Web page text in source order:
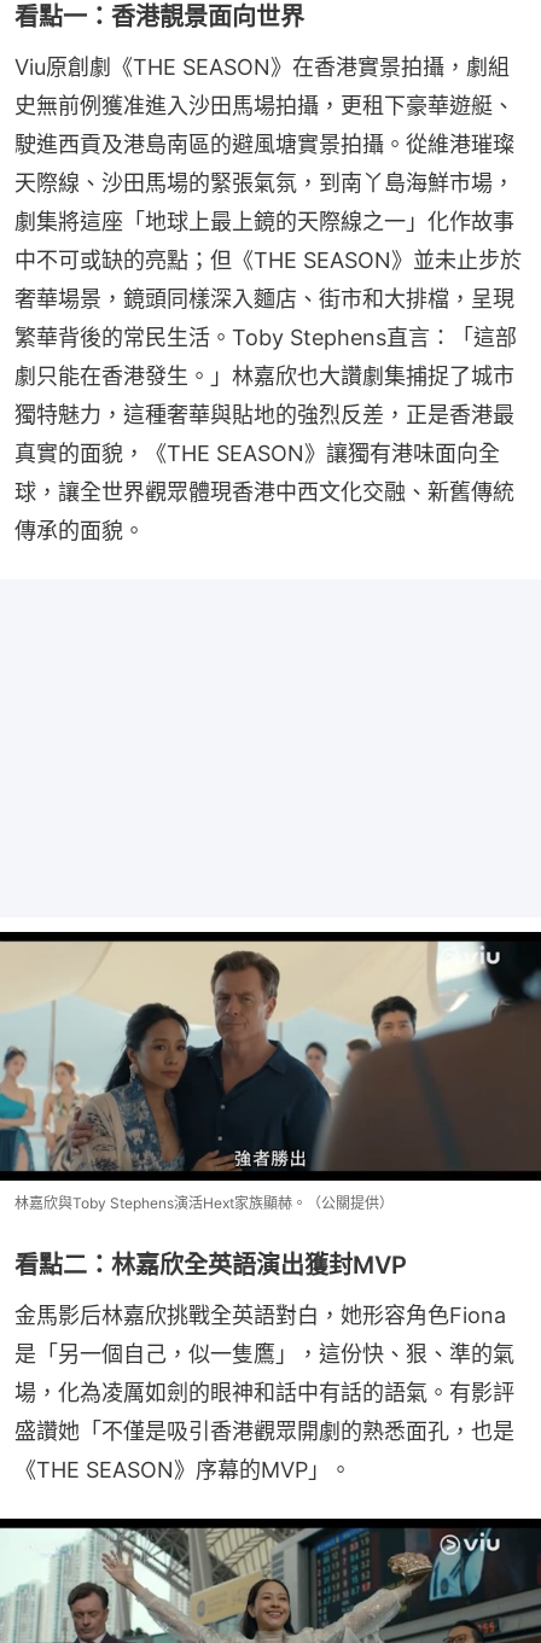
看點一：香港靚景面向世界
Viu原創劇《THE SEASON》在香港實景拍攝，劇組
史無前例獲准進入沙田馬場拍攝，更租下豪華遊艇、
駛進西貢及港島南區的避風塘實景拍攝。從維港璀璨
天際線、沙田馬場的緊張氣氛，到南丫島海鮮市場，
劇集將這座「地球上最上鏡的天際線之一」化作故事
中不可或缺的亮點；但《THE SEASON》並未止步於
奢華場景，鏡頭同樣深入麵店、街市和大排檔，呈現
繁華背後的常民生活。Toby Stephens直言：「這部
劇只能在香港發生。」林嘉欣也大讚劇集捕捉了城市
獨特魅力，這種奢華與貼地的強烈反差，正是香港最
真實的面貌，《THE SEASON》讓獨有港味面向全
球，讓全世界觀眾體現香港中西文化交融、新舊傳統
傳承的面貌。
林嘉欣與Toby Stephens演活Hext家族顯赫。（公關提供）
看點二：林嘉欣全英語演出獲封MVP
金馬影后林嘉欣挑戰全英語對白，她形容角色Fiona
是「另一個自己，似一隻鷹」，這份快、狠、準的氣
場，化為凌厲如劍的眼神和話中有話的語氣。有影評
盛讚她「不僅是吸引香港觀眾開劇的熟悉面孔，也是
《THE SEASON》序幕的MVP」。